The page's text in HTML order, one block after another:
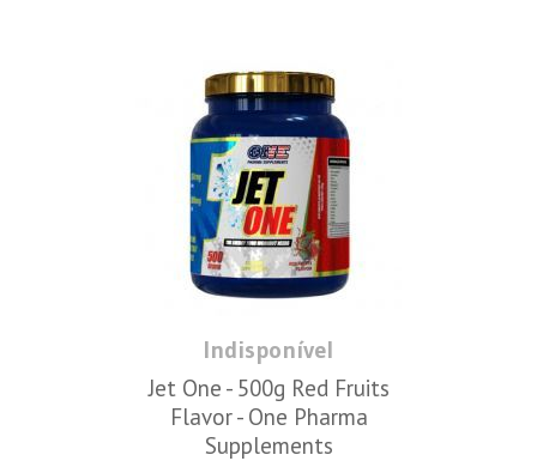
Indisponível
Jet One - 500g Red Fruits
Flavor - One Pharma
Supplements